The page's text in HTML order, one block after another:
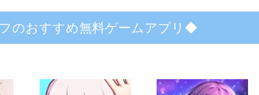
のおすすめ無料ゲームアプリ◆